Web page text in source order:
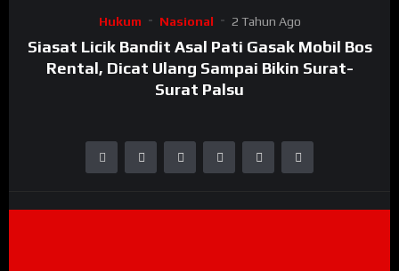
Hukum Nasional 2 Tahun Ago
Siasat Licik Bandit Asal Pati Gasak Mobil Bos
Rental, Dicat Ulang Sampai Bikin Surat-
Surat Palsu